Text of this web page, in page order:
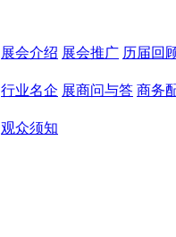
展会介绍 展会推广 历届回
行业名企 展商问与答 商务
观众须知